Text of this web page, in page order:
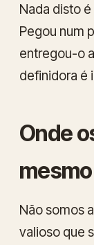
Nada disto
Pegou num
entregou-o
definidora é
Onde
Não somos
valioso que